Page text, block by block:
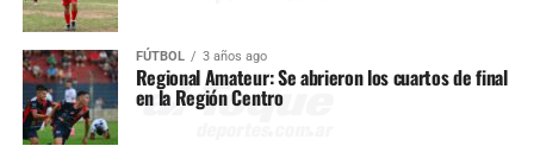
FÚTBOL 3 años ago
Regional Amateur: Se abrieron los cuartos de final
en la Región Centro